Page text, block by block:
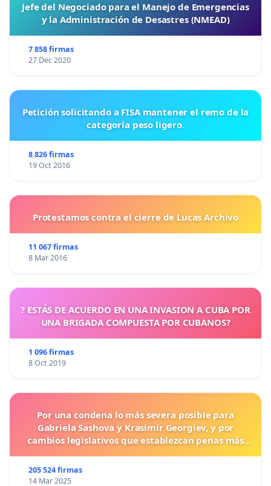
Jefe del Negociado para el Manejo de Emergencias
y la Administración de Desastres (NMEAD)
7 858 firmas
27 Dec 2020
Petición solicitando a FISA mantener el remo de la
categoría peso ligero.
8 826 firmas
19 Oct 2016
Protestamos contra el cierre de Lucas Archivo
11 067 firmas
8 Mar 2016
? ESTÁS DE ACUERDO EN UNA INVASION A CUBA POR
UNA BRIGADA COMPUESTA POR CUBANOS?
1 096 firmas
8 Oct 2019
Por una condena lo más severa posible para
Gabriela Sashova y Krasimir Georgiev, y por
cambios legislativos que establezcan penas más
205 524 firmas
14 Mar 2025